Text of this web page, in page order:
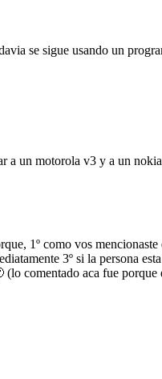
se sigue usando un
un motorola v3 y a un
1º como vos
3º si la persona
(lo comentado aca fue